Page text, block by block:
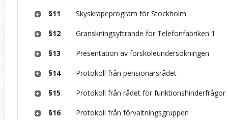
§11 Skyskrapeprogram för Stockholm
§12 Granskningsyttrande för Telefonfabriken 1
§13 Presentation av förskoleundersökningen
§14 Protokoll från pensionärsrådet
§15 Protokoll från rådet för funktionshinderfrågor
§16 Protokoll från förvaltningsgruppen